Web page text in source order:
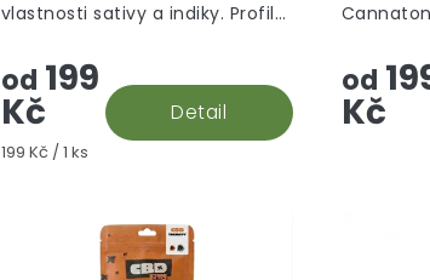
od 199
Kč
Měrná
199 Kč / 1 ks
Detail
vlastnosti sativy a indiky. Profil
myrcen a limonen. Díky svým
vyváženým vlastnostem je...
od
Kč
vůní a
tóny je
pohodu....